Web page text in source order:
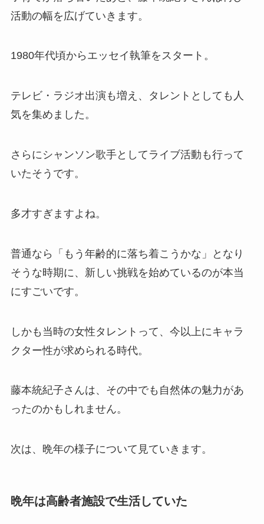
活動の幅を広げていきます。
1980年代頃からエッセイ執筆をスタート。
テレビ・ラジオ出演も増え、タレントとしても人
気を集めました。
さらにシャンソン歌手としてライブ活動も行って
いたそうです。
多才すぎますよね。
普通なら「もう年齢的に落ち着こうかな」となり
そうな時期に、新しい挑戦を始めているのが本当
にすごいです。
しかも当時の女性タレントって、今以上にキャラ
クター性が求められる時代。
藤本統紀子さんは、その中でも自然体の魅力があ
ったのかもしれません。
次は、晩年の様子について見ていきます。
晩年は高齢者施設で生活していた